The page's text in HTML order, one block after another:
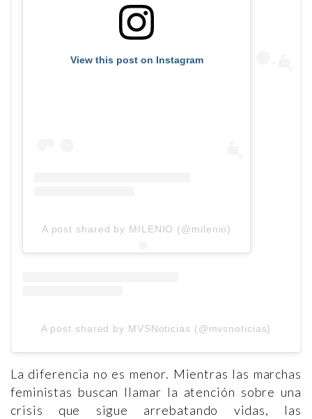
View this post on Instagram
A post shared by MILENIO (@milenio)
A post shared by MVSNoticias (@mvsnoticias)
La diferencia no es menor. Mientras las marchas
feministas buscan llamar la atención sobre una
crisis que sigue arrebatando vidas, las